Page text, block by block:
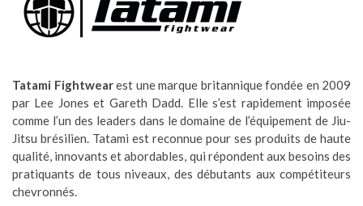
Tatami Fightwearest une marque britannique fondée en 2009
par Lee Jones et Gareth Dadd. Elle s’est rapidement imposée
comme l’un des leaders dans le domaine de l’équipement de Jiu-
Jitsu brésilien. Tatami est reconnue pour ses produits de haute
qualité, innovants et abordables, qui répondent aux besoins des
pratiquants de tous niveaux, des débutants aux compétiteurs
chevronnés.